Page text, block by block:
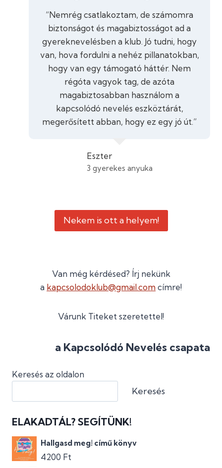
“Nemrég csatlakoztam, de számomra
biztonságot és magabiztosságot ad a
gyereknevelésben a klub. Jó tudni, hogy
van, hova fordulni a nehéz pillanatokban,
hogy van egy támogató háttér. Nem
régóta vagyok tag, de azóta
magabiztosabban használom a
kapcsolódó nevelés eszköztárát,
megerősített abban, hogy ez egy jó út.”
Eszter
3 gyerekes anyuka
Nekem is ott a helyem!
Van még kérdésed? Írj nekünk
a kapcsolodoklub@gmail.com címre!
Várunk Titeket szeretettel!
a Kapcsolódó Nevelés csapata
Keresés az oldalon
Keresés
ELAKADTÁL? SEGÍTÜNK!
Hallgasd meg! című könyv
4200 Ft